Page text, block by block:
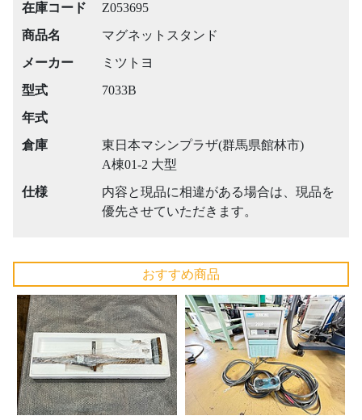
在庫コード
Z053695
商品名
マグネットスタンド
メーカー
ミツトヨ
型式
7033B
年式
倉庫
東日本マシンプラザ(群馬県館林市)
A棟01-2 大型
仕様
内容と現品に相違がある場合は、現品を
優先させていただきます。
おすすめ商品